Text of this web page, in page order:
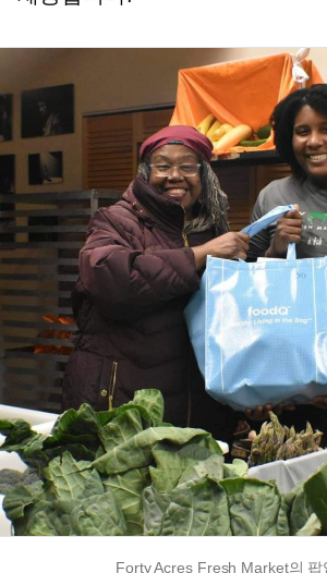
Forty Acres Fresh Market의 팝